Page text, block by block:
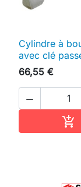
Cylindre à
avec clé
66,55 €

